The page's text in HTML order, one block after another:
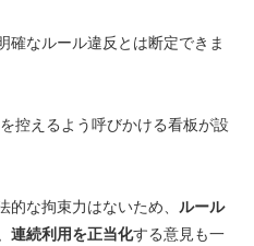
確なルール違反とは断定できま
控えるよう呼びかける看板が設
な拘束力はないため、 ルール
連続利用を正当化する意見も一